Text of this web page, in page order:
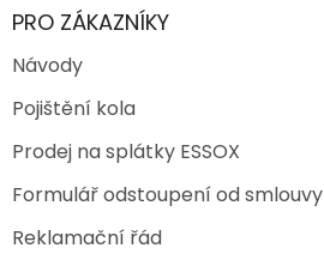
PRO ZÁKAZNÍKY
Návody
Pojištění kola
Prodej na splátky ESSOX
Formulář odstoupení od smlouvy
Reklamační řád